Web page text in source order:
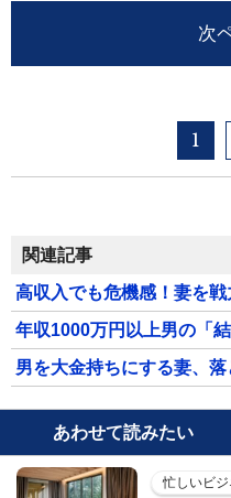
次
1
関連記事
高収入でも危機感！妻を
年収1000万円以上男の「結
男を大金持ちにする妻、落
あわせて読みたい
忙しいビ